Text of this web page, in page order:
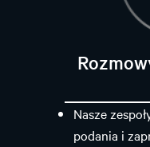
Nasze
podania i